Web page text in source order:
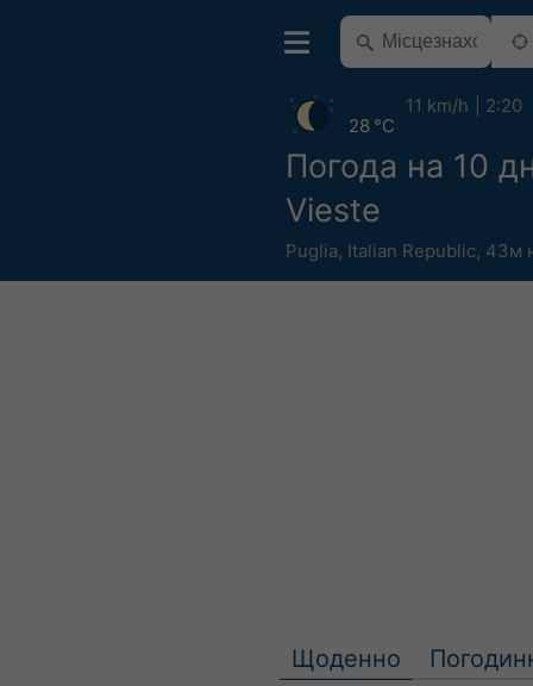
Погода на 10
Vieste
Puglia, Italian Republic, 43м
28 °C
11 km/h 2:20
Щоденно